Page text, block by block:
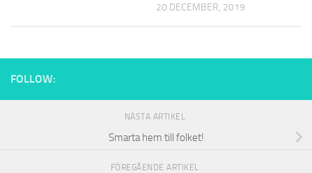
20 DECEMBER, 2019
FOLLOW:
NÄSTA ARTIKEL
Smarta hem till folket!
FÖREGÅENDE ARTIKEL